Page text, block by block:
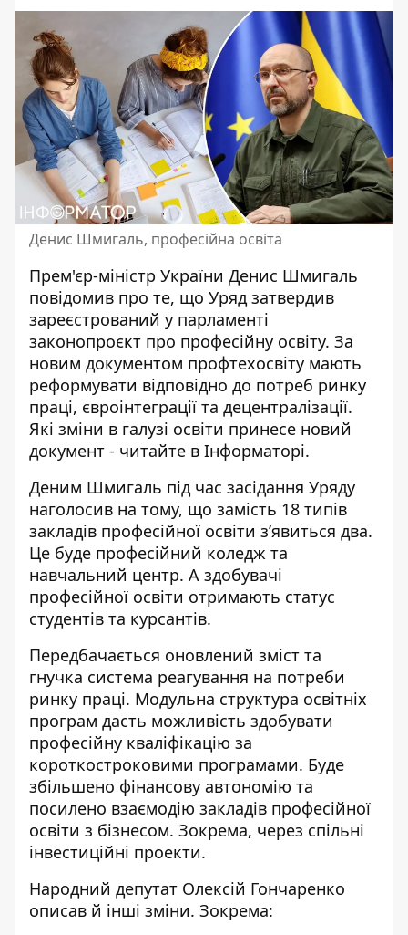
Денис Шмигаль, професійна освіта
Прем'єр-міністр України Денис Шмигаль
повідомив про те, що Уряд затвердив
зареєстрований у парламенті
законопроєкт про професійну освіту. За
новим документом профтехосвіту мають
реформувати відповідно до потреб ринку
праці, євроінтеграції та децентралізації.
Які зміни в галузі освіти принесе новий
документ - читайте в Інформаторі.
Деним Шмигаль під час засідання Уряду
наголосив на тому, що замість 18 типів
закладів професійної освіти з’явиться два.
Це буде професійний коледж та
навчальний центр. А здобувачі
професійної освіти отримають статус
студентів та курсантів.
Передбачається оновлений зміст та
гнучка система реагування на потреби
ринку праці. Модульна структура освітніх
програм дасть можливість здобувати
професійну кваліфікацію за
короткостроковими програмами. Буде
збільшено фінансову автономію та
посилено взаємодію закладів професійної
освіти з бізнесом. Зокрема, через спільні
інвестиційні проекти.
Народний депутат Олексій Гончаренко
описав й інші зміни. Зокрема: